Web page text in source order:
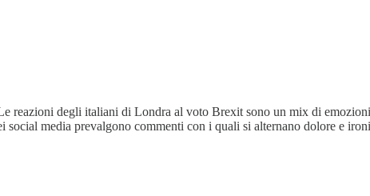
reazioni degli italiani di Londra al voto Brexit sono un mix di
social media prevalgono commenti con i quali si alternano dolore e